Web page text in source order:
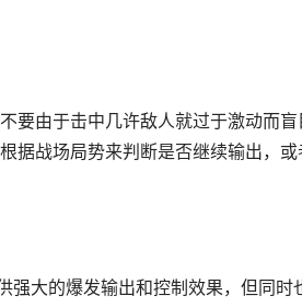
要由于击中几许敌人就过于激动而
据战场局势来判断是否继续输出，
强大的爆发输出和控制效果，但同